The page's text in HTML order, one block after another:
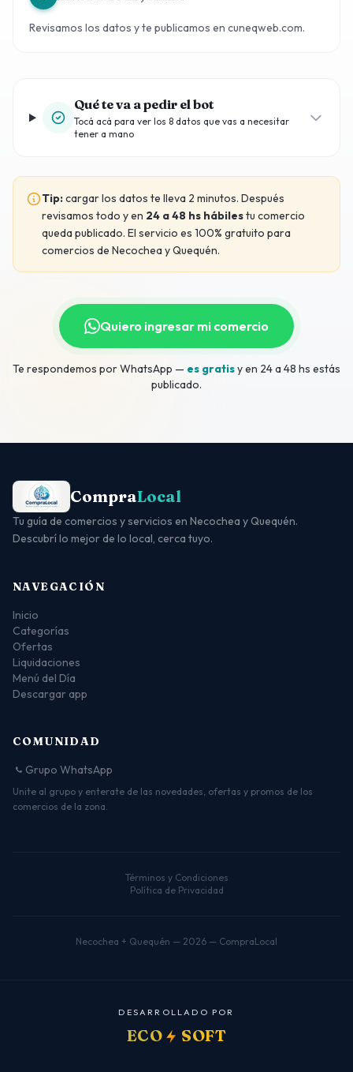
Revisamos los datos y te publicamos en cuneqweb.com.
Qué te va a pedir el bot
Tocá acá para ver los 8 datos que vas a necesitar
tener a mano
Tip:cargar los datos te lleva 2 minutos. Después
revisamos todo y en 24 a 48 hs hábilestu comercio
queda publicado. El servicio es 100% gratuito para
comercios de Necochea y Quequén.
Quiero ingresar mi comercio
Te respondemos por WhatsApp — es gratisy en 24 a 48 hs estás
publicado.
CompraLocal
Tu guía de comercios y servicios en Necochea y Quequén.
Descubrí lo mejor de lo local, cerca tuyo.
NAVEGACIÓN
Inicio
Categorías
Ofertas
Liquidaciones
Menú del Día
Descargar app
COMUNIDAD
Grupo WhatsApp
Unite al grupo y enterate de las novedades, ofertas y promos de los
comercios de la zona.
Términos y Condiciones
Política de Privacidad
Necochea + Quequén — 2026 — CompraLocal
D ESA R R O L LA D O P O R
ECO SOFT